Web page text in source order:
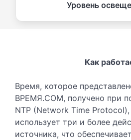
Уровень
Как
Время, которое
ВРЕМЯ.COM, получено при
NTP (Network Time
использует три и более
источника, что